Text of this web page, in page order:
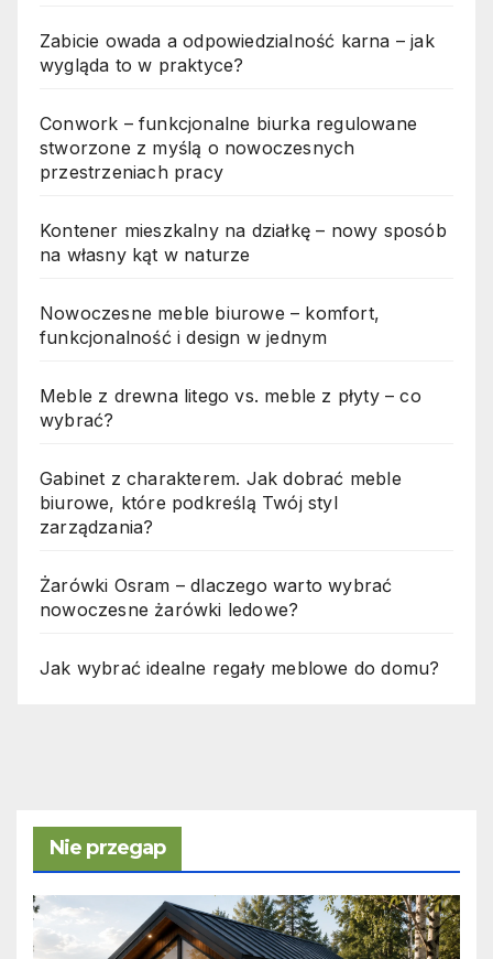
Zabicie owada a odpowiedzialność karna – jak
wygląda to w praktyce?
Conwork – funkcjonalne biurka regulowane
stworzone z myślą o nowoczesnych
przestrzeniach pracy
Kontener mieszkalny na działkę – nowy sposób
na własny kąt w naturze
Nowoczesne meble biurowe – komfort,
funkcjonalność i design w jednym
Meble z drewna litego vs. meble z płyty – co
wybrać?
Gabinet z charakterem. Jak dobrać meble
biurowe, które podkreślą Twój styl
zarządzania?
Żarówki Osram – dlaczego warto wybrać
nowoczesne żarówki ledowe?
Jak wybrać idealne regały meblowe do domu?
Nie przegap